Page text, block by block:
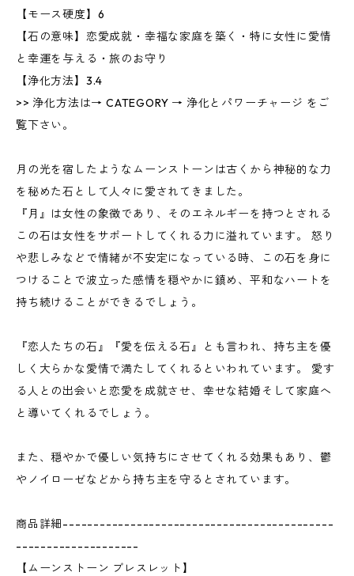
【モース硬度】6
【石の意味】恋愛成就・幸福な家庭を築く・特に女性に愛情
と幸運を与える・旅のお守り
【浄化方法】3.4
>> 浄化方法は→ CATEGORY → 浄化とパワーチャージ をご
覧下さい。
月の光を宿したようなムーンストーンは古くから神秘的な力
を秘めた石として人々に愛されてきました。
『月』は女性の象徴であり、そのエネルギーを持つとされる
この石は女性をサポートしてくれる力に溢れています。 怒り
や悲しみなどで情緒が不安定になっている時、この石を身に
つけることで波立った感情を穏やかに鎮め、平和なハートを
持ち続けることができるでしょう。
『恋人たちの石』『愛を伝える石』とも言われ、持ち主を優
しく大らかな愛情で満たしてくれるといわれています。 愛す
る人との出会いと恋愛を成就させ、幸せな結婚そして家庭へ
と導いてくれるでしょう。
また、穏やかで優しい気持ちにさせてくれる効果もあり、鬱
やノイローゼなどから持ち主を守るとされています。
商品詳細--------------------------------------------
--------------------
【ムーンストーン ブレスレット】